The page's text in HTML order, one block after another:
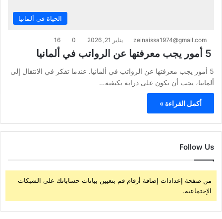
الحياة في ألمانيا
zeinaissa1974@gmail.com يناير 21, 2026 0
16
5 أمور يجب معرفتها عن الرواتب في ألمانيا. عندما تفكر في الانتقال إلى
ألمانيا، يجب أن تكون على دراية بكيفية…
أكمل القراءة »
Follow Us
من صفحة إعدادات إضافة أرقام قم بتعيين بيانات حساباتك على الشبكات
الإجتماعية.